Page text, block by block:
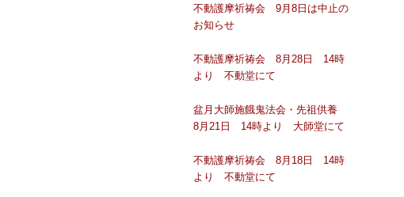
不動護摩祈祷会 9月8日は中止の
お知らせ
不動護摩祈祷会 8月28日 14時
より 不動堂にて
盆月大師施餓鬼法会・先祖供養
8月21日 14時より 大師堂にて
不動護摩祈祷会 8月18日 14時
より 不動堂にて